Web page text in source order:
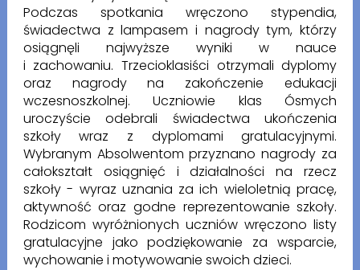
Podczas spotkania wręczono stypendia,
świadectwa z lampasem i nagrody tym, którzy
osiągnęli najwyższe wyniki w nauce
i zachowaniu. Trzecioklasiści otrzymali dyplomy
oraz nagrody na zakończenie edukacji
wczesnoszkolnej. Uczniowie klas Ósmych
uroczyście odebrali świadectwa ukończenia
szkoły wraz z dyplomami gratulacyjnymi.
Wybranym Absolwentom przyznano nagrody za
całokształt osiągnięć i działalności na rzecz
szkoły - wyraz uznania za ich wieloletnią pracę,
aktywność oraz godne reprezentowanie szkoły.
Rodzicom wyróżnionych uczniów wręczono listy
gratulacyjne jako podziękowanie za wsparcie,
wychowanie i motywowanie swoich dzieci.